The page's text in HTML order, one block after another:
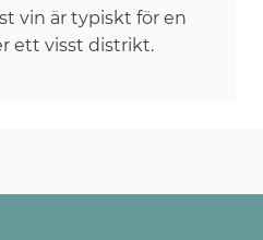
vin är typiskt för en
ett visst distrikt.